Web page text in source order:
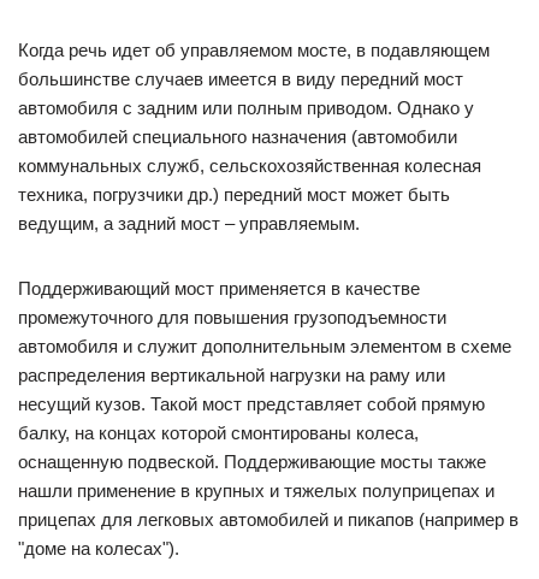
Когда речь идет об управляемом мосте, в подавляющем
большинстве случаев имеется в виду передний мост
автомобиля с задним или полным приводом. Однако у
автомобилей специального назначения (автомобили
коммунальных служб, сельскохозяйственная колесная
техника, погрузчики др.) передний мост может быть
ведущим, а задний мост – управляемым.
Поддерживающий мост применяется в качестве
промежуточного для повышения грузоподъемности
автомобиля и служит дополнительным элементом в схеме
распределения вертикальной нагрузки на раму или
несущий кузов. Такой мост представляет собой прямую
балку, на концах которой смонтированы колеса,
оснащенную подвеской. Поддерживающие мосты также
нашли применение в крупных и тяжелых полуприцепах и
прицепах для легковых автомобилей и пикапов (например в
"доме на колесах").